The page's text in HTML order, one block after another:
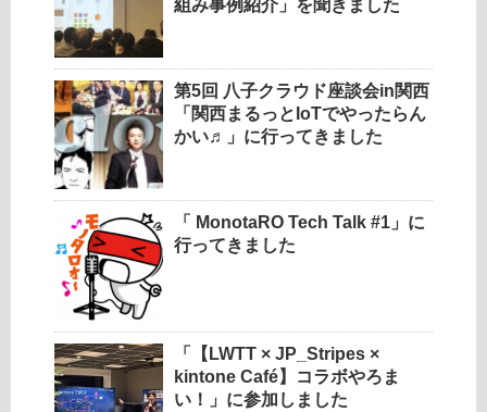
組み事例紹介」を聞きました
第5回 八子クラウド座談会in関西
「関西まるっとIoTでやったらん
かい♬」に行ってきました
「 MonotaRO Tech Talk #1」に
行ってきました
「【LWTT × JP_Stripes ×
kintone Café】コラボやろま
い！」に参加しました